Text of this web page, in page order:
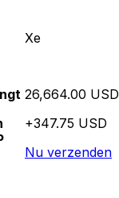
Xe
26,664.00 USD
+347.75 USD
Nu verzenden